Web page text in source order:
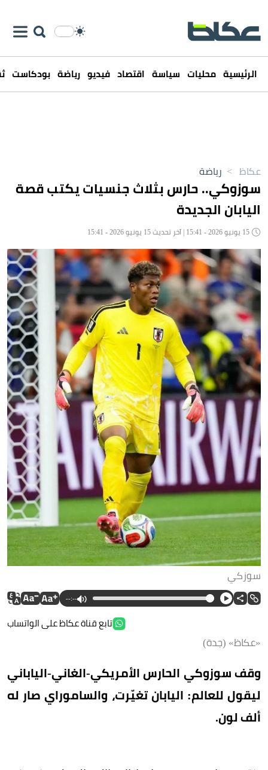
الرئيسية محليات سياسة اقتصاد فيديو رياضة بودكاست
عكاظ > رياضة
سوزوكي.. حارس بثلاث جنسيات يكتب قصة
اليابان الجديدة
سوزكي
--:--
تابع قناة عكاظ على الواتساب
«عكاظ» (جدة)
وقف سوزوكي الحارس الأمريكي-الغاني-الياباني
ليقول للعالم: اليابان تغيّرت، والساموراي صار له
ألف لون.